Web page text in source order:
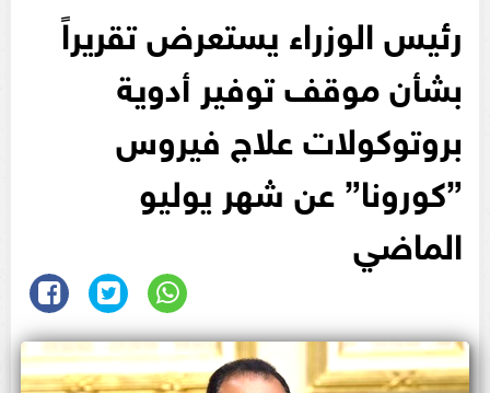
رئيس الوزراء يستعرض تقريراً
بشأن موقف توفير أدوية
بروتوكولات علاج فيروس
”كورونا” عن شهر يوليو
الماضي